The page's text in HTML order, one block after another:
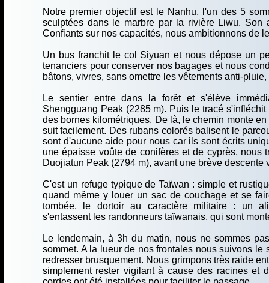
Notre premier objectif est le Nanhu, l'un des 5
sculptées dans le marbre par la rivière Liwu. Son
Confiants sur nos capacités, nous ambitionnons de
Le sentier entre dans la forêt et s'élève
Shengguang Peak (2285 m). Puis le tracé
des bornes kilométriques. De là, le chemin monte
suit facilement. Des rubans colorés balisent le
sont d'aucune aide pour nous car ils sont écrits
une épaisse voûte de conifères et de cyprès,
Duojiatun Peak (2794 m), avant une brève descente
Un bus franchit le col Siyuan et nous dépose un
tenanciers pour conserver nos bagages et nous
bâtons, vivres, sans omettre les vêtements anti-
C'est un refuge typique de Taïwan : simple et
quand même y louer un sac de couchage et se
tombée, le dortoir au caractère militaire : un
s'entassent les randonneurs taïwanais, qui sont
Le lendemain, à 3h du matin, nous ne sommes
sommet. A la lueur de nos frontales nous suivons
redresser brusquement. Nous grimpons très raide
simplement rester vigilant à cause des racines et